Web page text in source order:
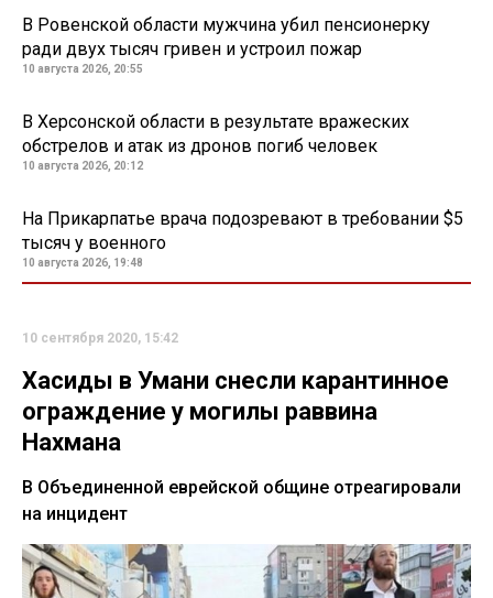
В Ровенской области мужчина убил пенсионерку
ради двух тысяч гривен и устроил пожар
10 августа 2026, 20:55
В Херсонской области в результате вражеских
обстрелов и атак из дронов погиб человек
10 августа 2026, 20:12
На Прикарпатье врача подозревают в требовании $5
тысяч у военного
10 августа 2026, 19:48
10 сентября 2020, 15:42
Хасиды в Умани снесли карантинное
ограждение у могилы раввина
Нахмана
В Объединенной еврейской общине отреагировали
на инцидент